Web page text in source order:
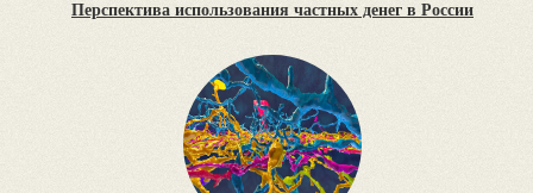
Перспектива использования частных денег в России